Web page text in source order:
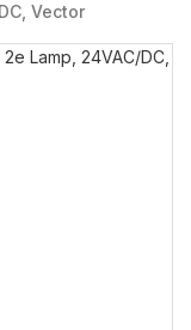
Vector